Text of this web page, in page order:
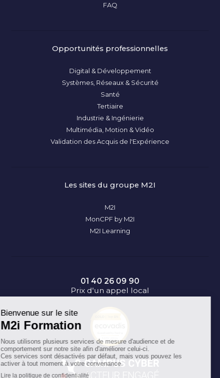
FAQ
Opportunités professionnelles
Digital & Développement
Systèmes, Réseaux & Sécurité
Santé
Tertiaire
Industrie & Ingénierie
Multimédia, Motion & Vidéo
Validation des Acquis de l'Expérience
Les sites du groupe M2I
M2I
MonCPF by M2I
M2I Learning
01 40 26 09 90
Prix d'un appel local